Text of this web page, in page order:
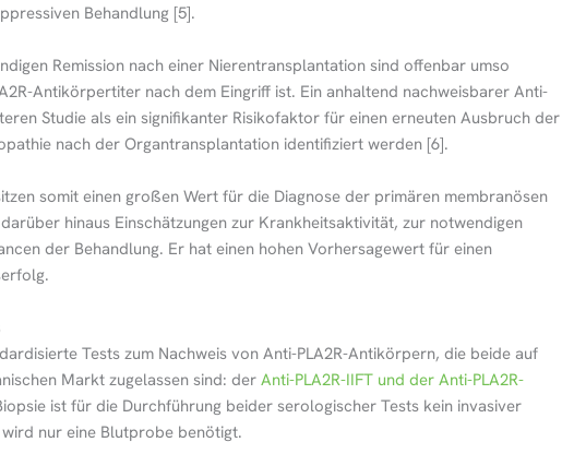
Behandlung [5].
Remission nach einer Nierentransplantation sind offenbar umso
Antikörpertiter nach dem Eingriff ist. Ein anhaltend nachweisbarer Anti-
Studie als ein signifikanter Risikofaktor für einen erneuten Ausbruch der
nach der Organtransplantation identifiziert werden [6].
somit einen großen Wert für die Diagnose der primären membranösen
hinaus Einschätzungen zur Krankheitsaktivität, zur notwendigen
der Behandlung. Er hat einen hohen Vorhersagewert für einen
Tests zum Nachweis von Anti-PLA2R-Antikörpern, die beide auf
Markt zugelassen sind: der Anti-PLA2R-IIFT und der Anti-PLA2R-
ist für die Durchführung beider serologischer Tests kein invasiver
nur eine Blutprobe benötigt.